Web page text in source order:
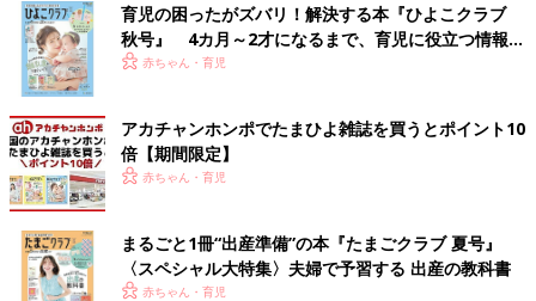
育児の困ったがズバリ！解決する本『ひよこクラブ
秋号』 4カ月～2才になるまで、育児に役立つ情報が
いっぱい！
赤ちゃん・育児
アカチャンホンポでたまひよ雑誌を買うとポイント10
倍【期間限定】
赤ちゃん・育児
まるごと1冊“出産準備”の本『たまごクラブ 夏号』
〈スペシャル大特集〉夫婦で予習する 出産の教科書
赤ちゃん・育児